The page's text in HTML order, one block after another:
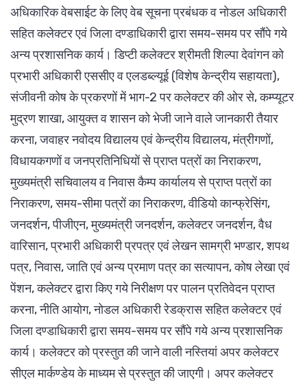
अधिकारिक वेबसाईट के लिए वेब सूचना प्रबंधक व नोडल अधिकारी
सहित कलेक्टर एवं जिला दण्डाधिकारी द्वारा समय-समय पर सौंपे गये
अन्य प्रशासनिक कार्य। डिप्टी कलेक्टर श्रीमती शिल्पा देवांगन को
प्रभारी अधिकारी एससीए व एलडब्ल्यूई (विशेष केन्द्रीय सहायता),
संजीवनी कोष के प्रकरणों में भाग-2 पर कलेक्टर की ओर से, कम्प्यूटर
मुद्रण शाखा, आयुक्त व शासन को भेजी जाने वाले जानकारी तैयार
करना, जवाहर नवोदय विद्यालय एवं केन्द्रीय विद्यालय, मंत्रीगणों,
विधायकगणों व जनप्रतिनिधियों से प्राप्त पत्रों का निराकरण,
मुख्यमंत्री सचिवालय व निवास कैम्प कार्यालय से प्राप्त पत्रों का
निराकरण, समय-सीमा पत्रों का निराकरण, वीडियो कान्फ्रेसिंग,
जनदर्शन, पीजीएन, मुख्यमंत्री जनदर्शन, कलेक्टर जनदर्शन, वैध
वारिसान, प्रभारी अधिकारी प्रपत्र एवं लेखन सामग्री भण्डार, शपथ
पत्र, निवास, जाति एवं अन्य प्रमाण पत्र का सत्यापन, कोष लेखा एवं
पेंशन, कलेक्टर द्वारा किए गये निरीक्षण पर पालन प्रतिवेदन प्राप्त
करना, नीति आयोग, नोडल अधिकारी रेडक्रास सहित कलेक्टर एवं
जिला दण्डाधिकारी द्वारा समय-समय पर सौंपे गये अन्य प्रशासनिक
कार्य। कलेक्टर को प्रस्तुत की जाने वाली नस्तियां अपर कलेक्टर
सीएल मार्कण्डेय के माध्यम से प्रस्तुत की जाएगी। अपर कलेक्टर